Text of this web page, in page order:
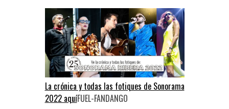
La crónica y todas las fotiques de Sonorama
2022 aquíFUEL-FANDANGO